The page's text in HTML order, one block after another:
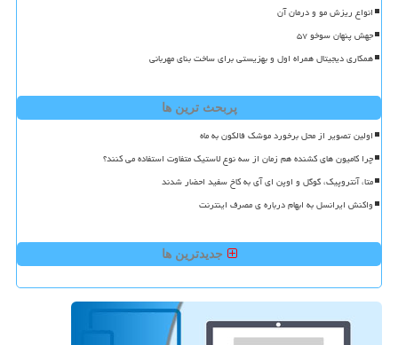
انواع ریزش مو و درمان آن
جهش پنهان سوخو ۵۷
همکاری دیجیتال همراه اول و بهزیستی برای ساخت بنای مهربانی
پربحث ترین ها
اولین تصویر از محل برخورد موشک فالکون به ماه
چرا کامیون های کشنده هم زمان از سه نوع لاستیک متفاوت استفاده می کنند؟
متا، آنتروپیک، گوگل و اوپن ای آی به کاخ سفید احضار شدند
واکنش ایرانسل به ابهام درباره ی مصرف اینترنت
جدیدترین ها